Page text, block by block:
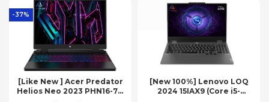
-37%
[Like New ] Acer Predator
Helios Neo 2023 PHN16-71-
[New 100%] Lenovo LOQ
2024 15IAX9 (Core i5-